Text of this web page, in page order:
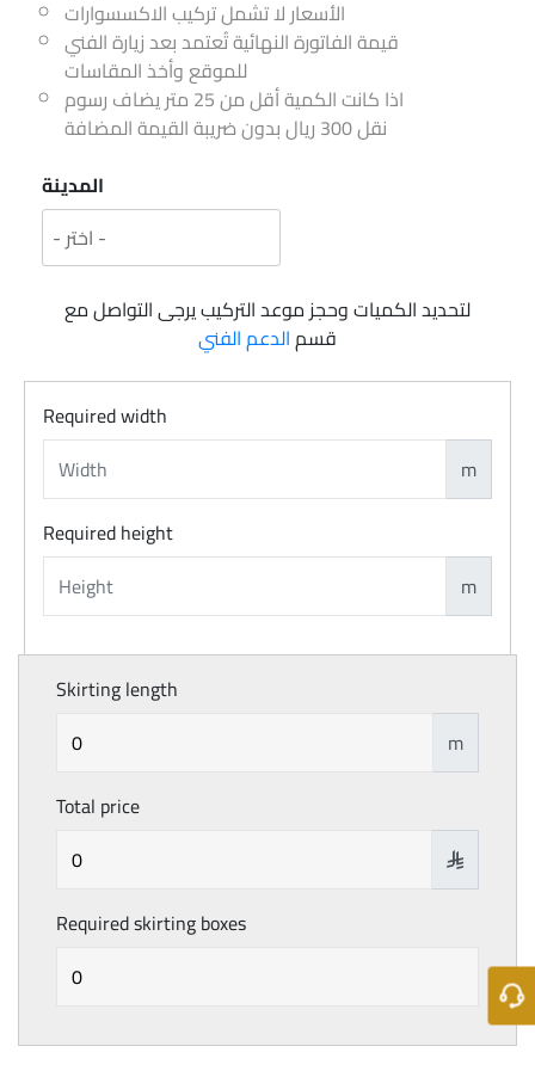
الأسعار لا تشمل تركيب الاكسسوارات
قيمة الفاتورة النهائية تُعتمد بعد زيارة الفني
للموقع وأخذ المقاسات
اذا كانت الكمية أقل من 25 متر يضاف رسوم
نقل 300 ريال بدون ضريبة القيمة المضافة
المدينة
لتحديد الكميات وحجز موعد التركيب يرجى التواصل مع
قسمالدعم الفني
Required width
m
Required height
m
Skirting length
m
Total price

Required skirting boxes